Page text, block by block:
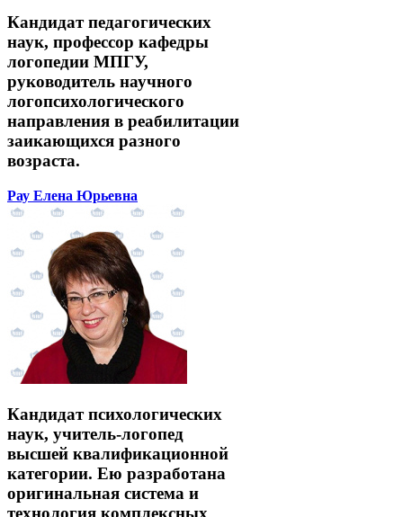
Кандидат педагогических
наук, профессор кафедры
логопедии МПГУ,
руководитель научного
логопсихологического
направления в реабилитации
заикающихся разного
возраста.
Рау Елена Юрьевна
Кандидат психологических
наук, учитель-логопед
высшей квалификационной
категории. Ею разработана
оригинальная система и
технология комплексных